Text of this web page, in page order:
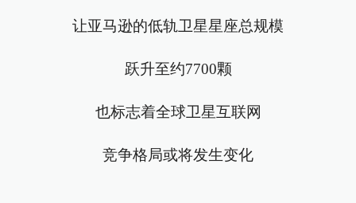
让亚马逊的低轨卫星星座总规模
跃升至约7700颗
也标志着全球卫星互联网
竞争格局或将发生变化